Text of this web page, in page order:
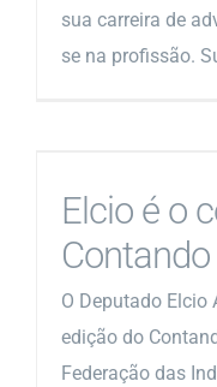
sua carreira de
se na profissão.
Elcio é o
O Deputado Elcio
edição do
Federação das